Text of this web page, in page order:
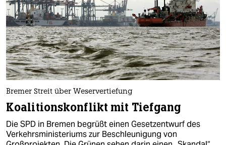
Bremer Streit über Weservertiefung
Koalitionskonflikt mit Tiefgang
Die SPD in Bremen begrüßt einen Gesetzentwurf des
Verkehrsministeriums zur Beschleunigung von